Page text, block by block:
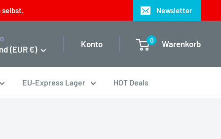
selbst. Newsletter
(EUR €)
Konto 0 Warenkorb
EU-Express Lager HOT Deals